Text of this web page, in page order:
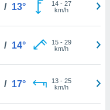
/ 13° 14- 27
km/h
/ 14° 15- 29
km/h
/ 17° 13- 25
km/h